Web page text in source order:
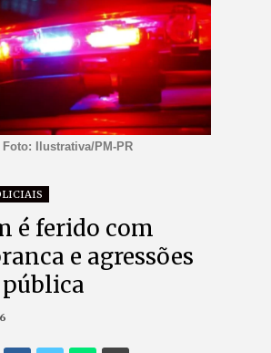
Foto: Ilustrativa/PM-PR
é ferido com
e agressões